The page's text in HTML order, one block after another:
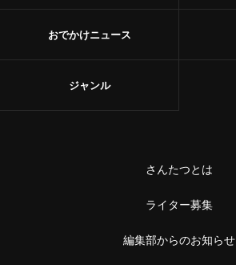
おでかけニュース
ジャンル
さんたつとは
ライター募集
編集部からのお知らせ